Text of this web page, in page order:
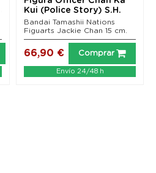
Kui (Police Story) S.H.
Figuarts
Bandai Tamashii Nations
Figuarts Jackie Chan 15 cm.
66,90 € Comprar
Envío 24/48 h